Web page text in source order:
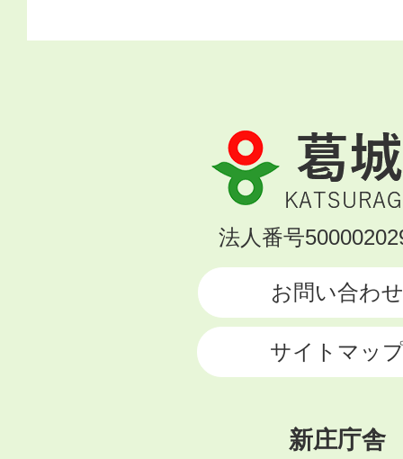
葛
城
市
KATSURAGI
法人番号
お問い合わせ
サイトマッ
新庄庁舎